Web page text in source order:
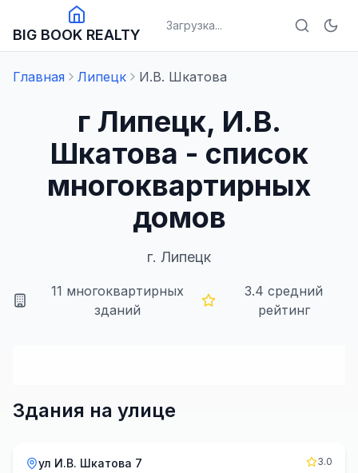
BIG BOOK REALTY
Загрузка...
Главная Липецк И.В. Шкатова
г Липецк, И.В.
Шкатова - список
многоквартирных
домов
г. Липецк
11 многоквартирных
зданий
3.4 средний
рейтинг
Здания на улице
ул И.В. Шкатова 7
3.0